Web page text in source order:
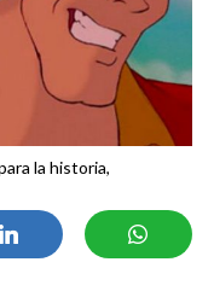
la historia,